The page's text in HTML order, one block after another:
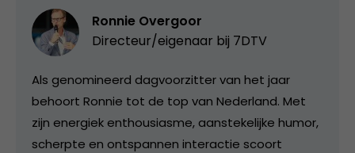
Ronnie Overgoor
Directeur/eigenaar bij 7DTV
Als genomineerd dagvoorzitter van het jaar
behoort Ronnie tot de top van Nederland. Met
zijn energiek enthousiasme, aanstekelijke humor,
scherpte en ontspannen interactie scoort